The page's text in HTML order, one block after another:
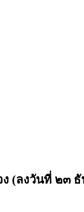
ง (ลงวันที่ ๒๓